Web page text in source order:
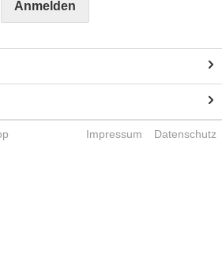
Anmelden
Impressum Datenschutz